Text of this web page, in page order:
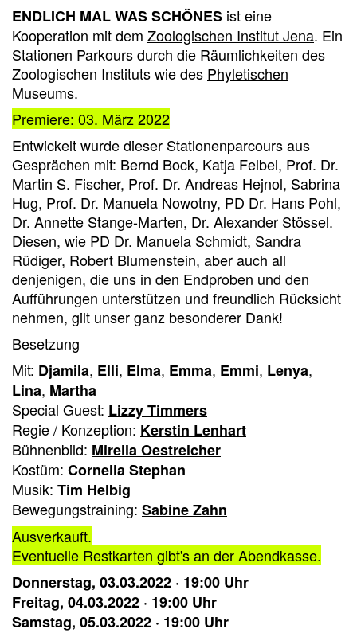
ENDLICH MAL WAS SCHÖNES ist eine
Kooperation mit dem Zoologischen Institut Jena. Ein
Stationen Parkours durch die Räumlichkeiten des
Zoologischen Instituts wie des Phyletischen
Museums.
Premiere: 03. März 2022
Entwickelt wurde dieser Stationenparcours aus
Gesprächen mit: Bernd Bock, Katja Felbel, Prof. Dr.
Martin S. Fischer, Prof. Dr. Andreas Hejnol, Sabrina
Hug, Prof. Dr. Manuela Nowotny, PD Dr. Hans Pohl,
Dr. Annette Stange-Marten, Dr. Alexander Stössel.
Diesen, wie PD Dr. Manuela Schmidt, Sandra
Rüdiger, Robert Blumenstein, aber auch all
denjenigen, die uns in den Endproben und den
Aufführungen unterstützen und freundlich Rücksicht
nehmen, gilt unser ganz besonderer Dank!
Besetzung
Mit: Djamila, Elli, Elma, Emma, Emmi, Lenya,
Lina, Martha
Special Guest: Lizzy Timmers
Regie / Konzeption: Kerstin Lenhart
Bühnenbild: Mirella Oestreicher
Kostüm: Cornelia Stephan
Musik: Tim Helbig
Bewegungstraining: Sabine Zahn
Ausverkauft.
Eventuelle Restkarten gibt's an der Abendkasse.
Donnerstag, 03.03.2022 · 19:00 Uhr
Freitag, 04.03.2022 · 19:00 Uhr
Samstag, 05.03.2022 · 19:00 Uhr